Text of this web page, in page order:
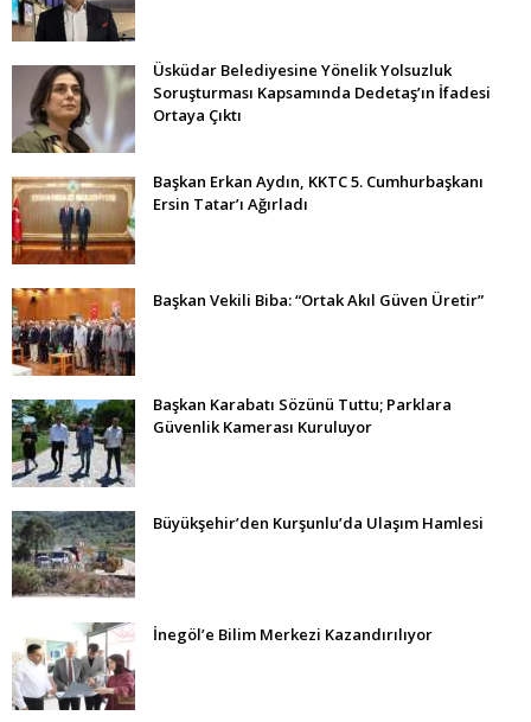
Üsküdar Belediyesine Yönelik Yolsuzluk
Soruşturması Kapsamında Dedetaş’ın İfadesi
Ortaya Çıktı
Başkan Erkan Aydın, KKTC 5. Cumhurbaşkanı
Ersin Tatar’ı Ağırladı
Başkan Vekili Biba: “Ortak Akıl Güven Üretir”
Başkan Karabatı Sözünü Tuttu; Parklara
Güvenlik Kamerası Kuruluyor
Büyükşehir’den Kurşunlu’da Ulaşım Hamlesi
İnegöl’e Bilim Merkezi Kazandırılıyor